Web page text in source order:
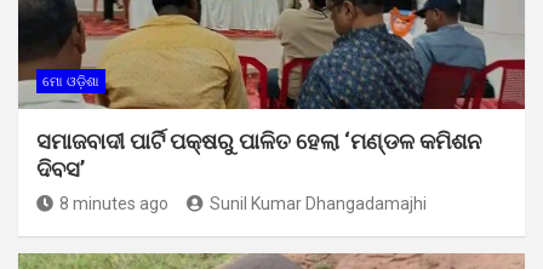
ମୋ ଓଡ଼ିଶା
ସମାଜବାଦୀ ପାର୍ଟି ପକ୍ଷରୁ ପାଳିତ ହେଲା ‘ମଣ୍ଡଳ କମିଶନ
ଦିବସ’
8 minutes ago Sunil Kumar Dhangadamajhi